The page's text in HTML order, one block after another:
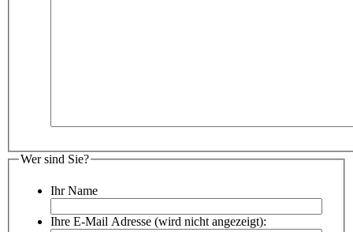
Wer sind Sie?
Ihr Name
Ihre E-Mail Adresse (wird nicht angezeigt):